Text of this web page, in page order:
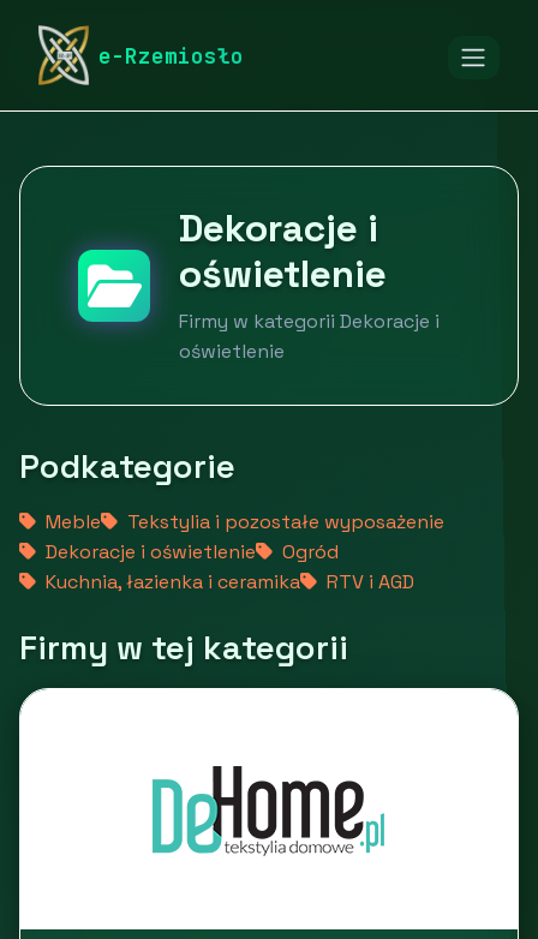
e-Rzemiosło
rymarstwo-poznan.pl
Dekoracje i oświetlenie
Dekoracje i
oświetlenie
Firmy w kategorii Dekoracje i
oświetlenie
Podkategorie
Meble
Tekstylia i pozostałe wyposażenie
Dekoracje i oświetlenie
Ogród
Kuchnia, łazienka i ceramika
RTV i AGD
Firmy w tej kategorii